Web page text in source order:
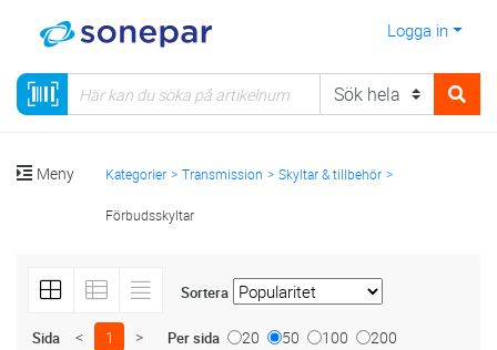
Logga in
Meny Kategorier Transmission Skyltar & tillbehör
Förbudsskyltar
Sortera
Sida < 1 > Per sida 20 50 100 200